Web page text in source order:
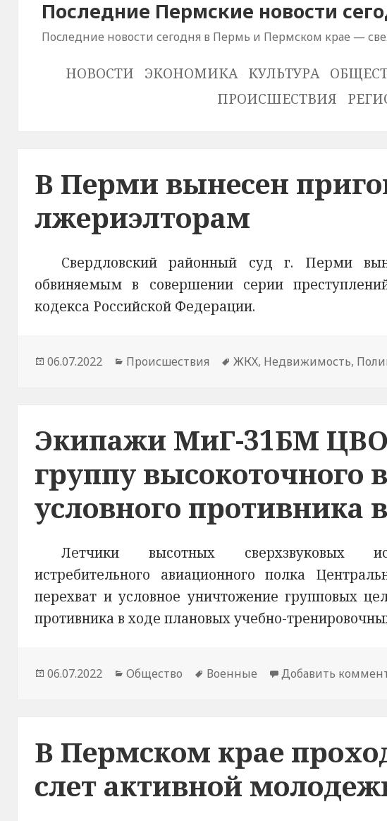
Последние Пермские новости
Последние новости сегодня в Пермь и Пермском крае —
НОВОСТИ ЭКОНОМИКА КУЛЬТУРА
ПРОИСШЕСТВИЯ
В Перми вынесен
лжериэлторам
Свердловский районный суд г. Перми
обвиняемым в совершении серии
кодекса Российской Федерации.
Опубликовано
06.07.2022 Рубрики
Происшествия Метки
ЖКХ, Недвижимость,
Экипажи МиГ-31БМ
группу высокоточного
условного противника
Летчики высотных сверхзвуковых
истребительного авиационного полка
перехват и условное уничтожение групповых
противника в ходе плановых учебно-
Опубликовано
06.07.2022 Рубрики
Общество Метки
Военные Добавить
В Пермском крае
слет активной